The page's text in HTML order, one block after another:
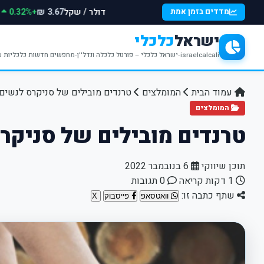
מדדים בזמן אמת דולר / שקל3.67 ₪
+0.32%
ישראלכלכלי
israelcalcali-ישראל כלכלי – פורטל כלכלה ונדל''ן-מחפשים חדשות כלכליות עדכניות? האתר ישראל כלכלי מציע עדכונים וחדשות שבתחומי הכלכלה הפיננסים והנדל''ן
עמוד הבית המומלצים טרנדים מובילים של סניקרס
המומלצים
טרנדים מובילים של
תוכן שיווקי
שתף כתבה זו:
וואטסאפ פייסבוק